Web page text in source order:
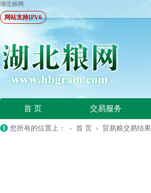
湖北粮网
网站支持IPV6
首 页 交易服务
您所有的位置上： › 首 页 › 贸易粮交易结果